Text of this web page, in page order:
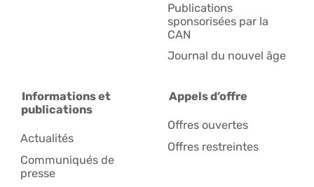
Publications
sponsorisées par la
CAN
Journal du nouvel âge
Informations et
publications
Actualités
Communiqués de
presse
Appels d’offre
Offres ouvertes
Offres restreintes